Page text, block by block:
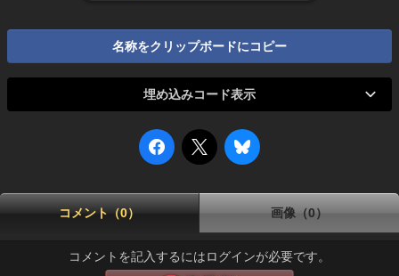
名称をクリップボードにコピー
埋め込みコード表示
コメント（0） 画像（0）
コメントを記入するにはログインが必要です。